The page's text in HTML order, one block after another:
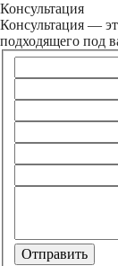
Консультация
Консультация —
подходящего под
Отправить